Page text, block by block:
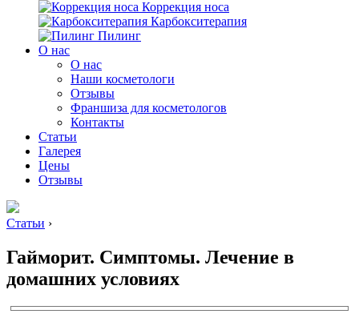
Коррекция носа
Карбокситерапия
Пилинг
O нас
O нас
Наши косметологи
Отзывы
Франшиза для косметологов
Контакты
Статьи
Галерея
Цены
Отзывы
Статьи ›
Гайморит. Симптомы. Лечение в
домашних условиях